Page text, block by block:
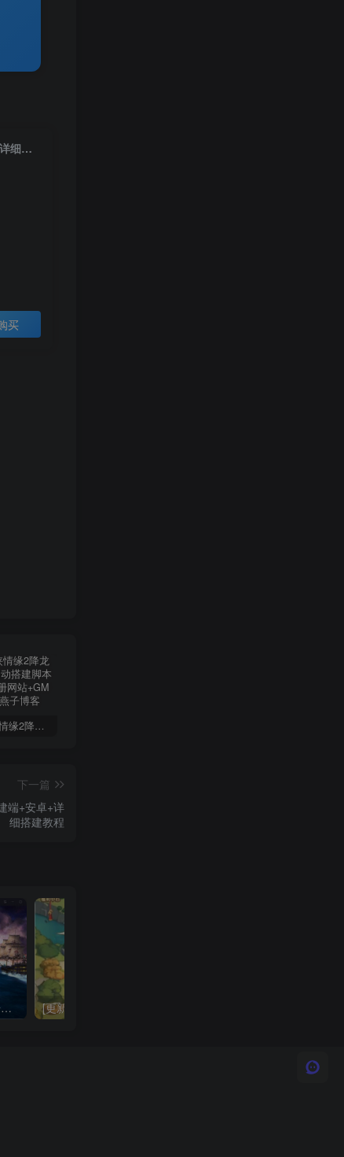
稀有卡牌手游【盗梦英雄】WIN一键全自动搭建端+安卓苹果双端+GM后台+详细搭建教程
买
端游【剑侠情缘2降龙版】一键全自动搭建脚本+内置GM+注册网站+GM工具+客户端
下一篇
端+安卓+详
细搭建教程
[7-22更新]魔幻冒险手游【奇迹Mu勇者大陆修复版】云搭建控制台+Linux一键全自动搭建脚本+安卓苹果双端+CDK授权后台